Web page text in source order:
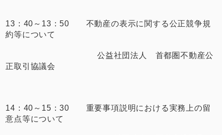
13：40～13：50 不動産の表示に関する公正競争規
約等について
公益社団法人 首都圏不動産公
正取引協議会
14：40～15：30 重要事項説明における実務上の留
意点等について